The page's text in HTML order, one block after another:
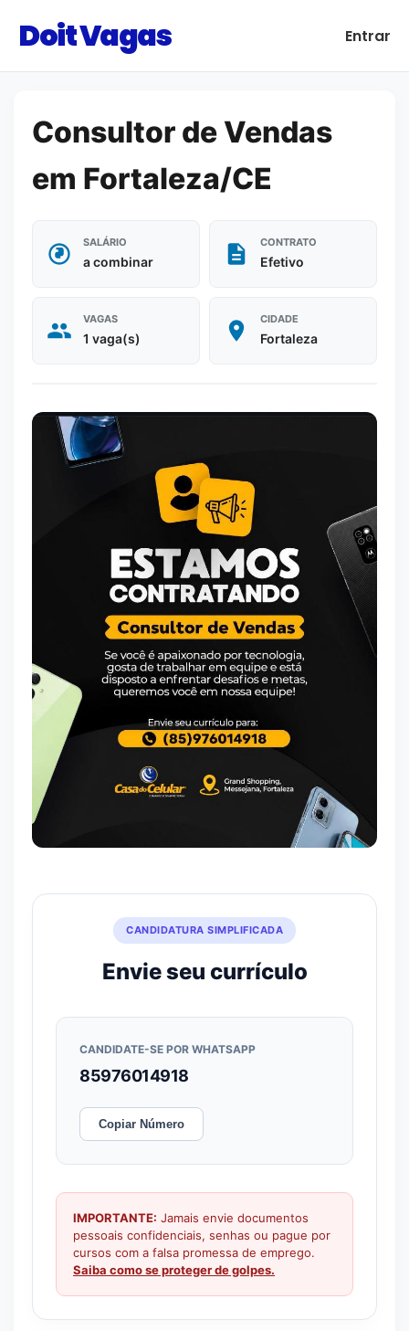
Doit Vagas Entrar
Consultor de Vendas
em Fortaleza/CE
SALÁRIO
a combinar
CONTRATO
Efetivo
VAGAS
1 vaga(s)
CIDADE
Fortaleza
CANDIDATURA SIMPLIFICADA
Envie seu currículo
CANDIDATE-SE POR WHATSAPP
85976014918
Copiar Número
IMPORTANTE: Jamais envie documentos
pessoais confidenciais, senhas ou pague por
cursos com a falsa promessa de emprego.
Saiba como se proteger de golpes.